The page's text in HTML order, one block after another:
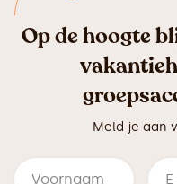
Op de hoogte
Meld je aan